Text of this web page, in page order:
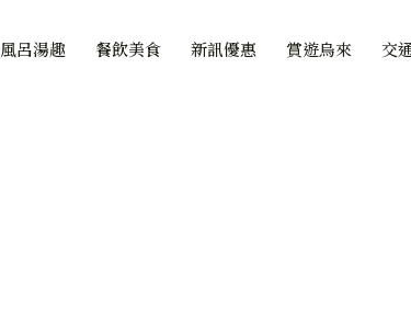
風呂湯趣 餐飲美食 新訊優惠 賞遊烏來 交